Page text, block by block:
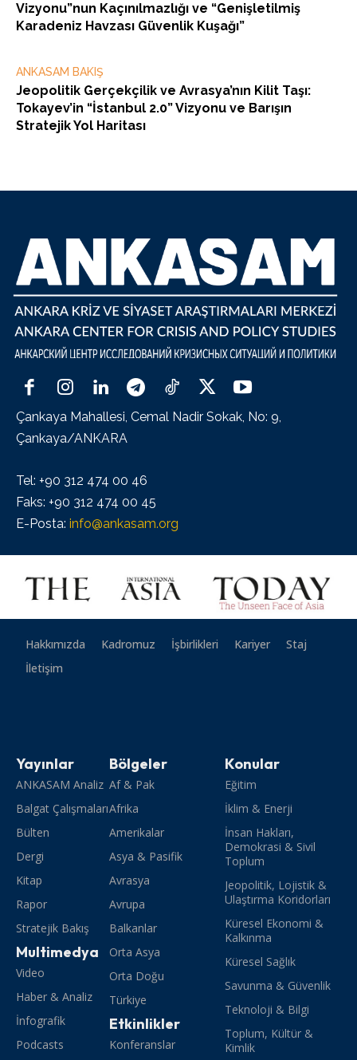
Vizyonu”nun Kaçınılmazlığı ve “Genişletilmiş
Karadeniz Havzası Güvenlik Kuşağı”
ANKASAM BAKIŞ
Jeopolitik Gerçekçilik ve Avrasya’nın Kilit Taşı:
Tokayev’in “İstanbul 2.0” Vizyonu ve Barışın
Stratejik Yol Haritası
Çankaya Mahallesi, Cemal Nadir Sokak, No: 9,
Çankaya/ANKARA
Tel: +90 312 474 00 46
Faks: +90 312 474 00 45
E-Posta: info@ankasam.org
Hakkımızda Kadromuz İşbirlikleri Kariyer
Staj
İletişim
Yayınlar
ANKASAM Analiz
Balgat Çalışmaları
Bülten
Dergi
Kitap
Rapor
Stratejik Bakış
Multimedya
Video
Haber & Analiz
İnfografik
Podcasts
Bölgeler
Af & Pak
Afrika
Amerikalar
Asya & Pasifik
Avrasya
Avrupa
Balkanlar
Orta Asya
Orta Doğu
Türkiye
Etkinlikler
Konferanslar
Konular
Eğitim
İklim & Enerji
İnsan Hakları,
Demokrasi & Sivil
Toplum
Jeopolitik, Lojistik &
Ulaştırma Koridorları
Küresel Ekonomi &
Kalkınma
Küresel Sağlık
Savunma & Güvenlik
Teknoloji & Bilgi
Toplum, Kültür &
Kimlik